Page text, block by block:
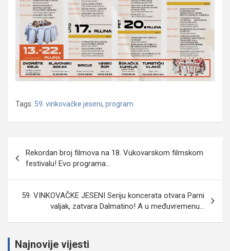
Tags: 59. vinkovačke jeseni, program
objava
Rekordan broj filmova na 18. Vukovarskom filmskom
festivalu! Evo programa…
59. VINKOVAČKE JESENI Seriju koncerata otvara Parni
valjak, zatvara Dalmatino! A u međuvremenu…
Najnovije vijesti